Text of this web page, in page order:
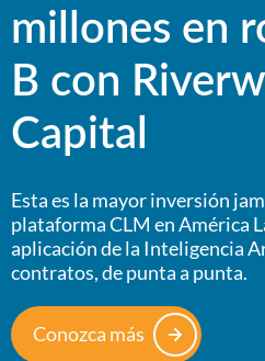
millones en
B con
Capital
Esta es la mayor inversión
plataforma CLM en América
aplicación de la Inteligencia
contratos, de punta a punta.
Conozca más